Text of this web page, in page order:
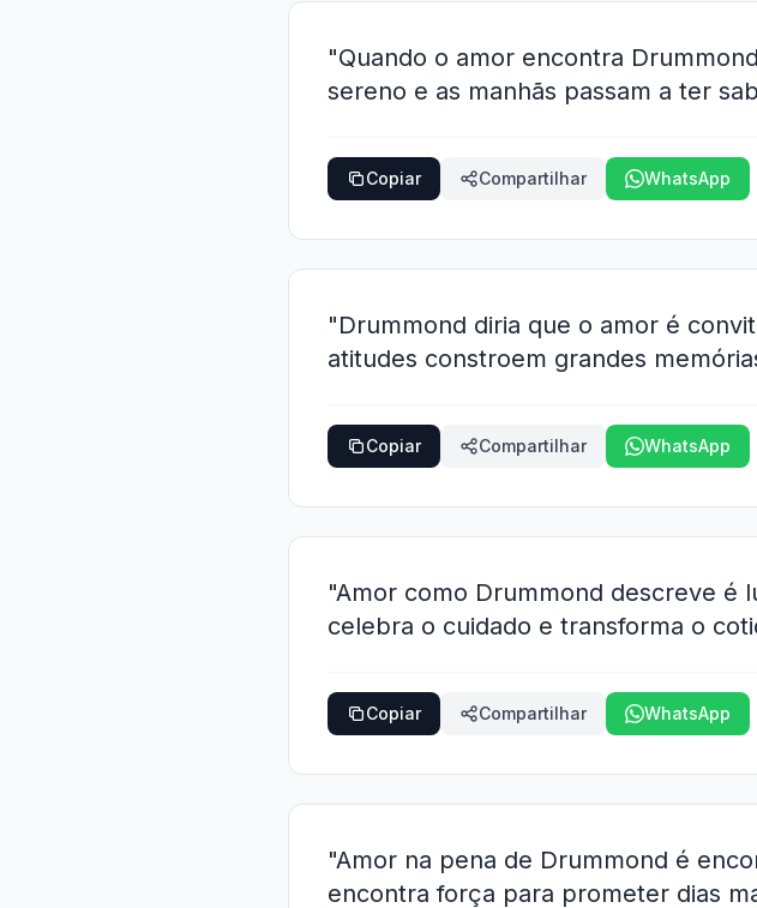
"Quando o amor encontra
sereno e as manhãs passam a ter
Copiar Compartilhar WhatsApp
"Drummond diria que o amor é
atitudes constroem grandes
Copiar Compartilhar WhatsApp
"Amor como Drummond descreve é
celebra o cuidado e transforma o
Copiar Compartilhar WhatsApp
"Amor na pena de Drummond é
encontra força para prometer dias